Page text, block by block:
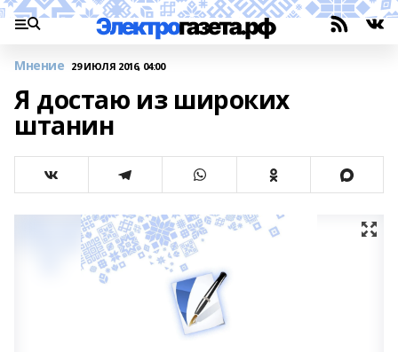
Мнение 29 ИЮЛЯ 2016, 04:00
Я достаю из широких
штанин